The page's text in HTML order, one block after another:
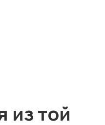
из той